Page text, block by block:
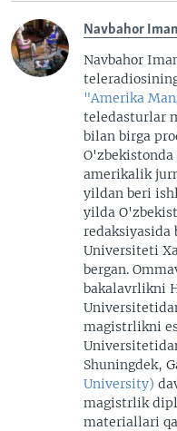
Navbahor
Navbahor
"Amerika
teledasturlar
bilan birga
amerikalik
yildan beri
yilda
redaksiyasida
Universiteti
bergan.
bakalavrlikni
magistrlikni
Shuningdek,
University)
magistrlik
materiallari